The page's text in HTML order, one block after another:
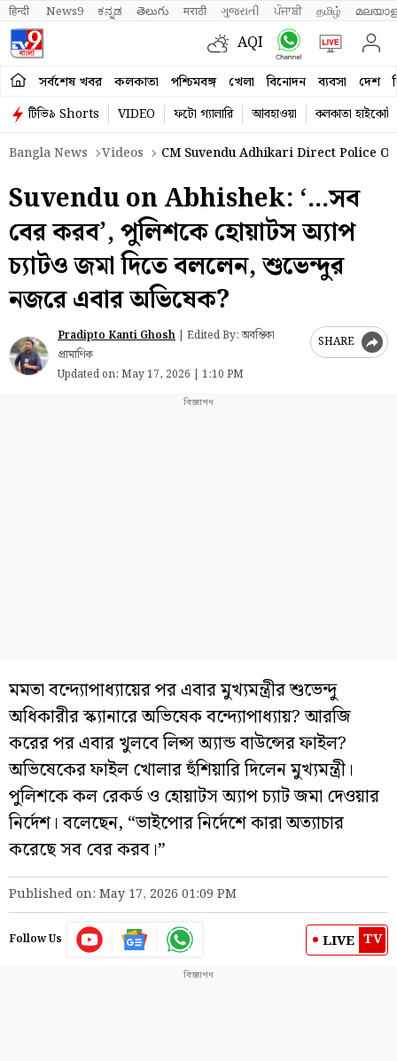
हिन्दी News9 ಕನ್ನಡ తెలుగు मराठी ગુજરાતી ਪੰਜਾਬੀ தமிழ்
AQI
সর্বশেষ খবর কলকাতা পশ্চিমবঙ্গ খেলা বিনোদন ব্যবসা দেশ
টিভি৯ Shorts VIDEO ফটো গ্যালারি আবহাওয়া
কলকাতা হাইকোর্ট
Bangla News
Videos CM Suvendu Adhikari Direct Police
Suvendu on Abhishek: ‘…সব
বের করব’, পুলিশকে হোয়াটস অ্যাপ
চ্যাটও জমা দিতে বললেন, শুভেন্দুর
নজরে এবার অভিষেক?
Pradipto Kanti Ghosh | Edited By: অবন্তিকা
প্রামাণিক
Updated on: May 17, 2026 | 1:10 PM
SHARE
মমতা বন্দ্যোপাধ্যায়ের পর এবার মুখ্যমন্ত্রীর শুভেন্দু
অধিকারীর স্ক্যানারে অভিষেক বন্দ্যোপাধ্যায়? আরজি
করের পর এবার খুলবে লিপ্স অ্যান্ড বাউন্সের ফাইল?
অভিষেকের ফাইল খোলার হুঁশিয়ারি দিলেন মুখ্যমন্ত্রী।
পুলিশকে কল রেকর্ড ও হোয়াটস অ্যাপ চ্যাট জমা দেওয়ার
নির্দেশ। বলেছেন, “ভাইপোর নির্দেশে কারা অত্যাচার
করেছে সব বের করব।”
Published on: May 17, 2026 01:09 PM
Follow Us LIVE TV